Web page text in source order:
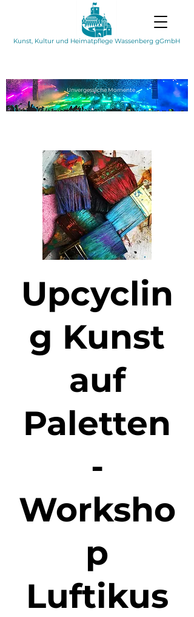
Kunst, Kultur und Heimatpflege Wassenberg gGmbH
UnvergesslicheMomente
Upcyclin
g Kunst
auf
Paletten
-
Worksho
p
Luftikus